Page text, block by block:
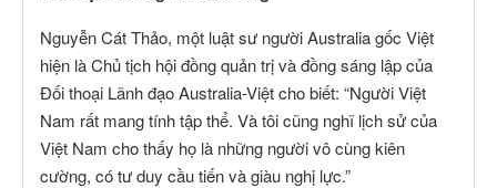
Nguyễn Cát Thảo, một luật sư người Australia gốc Việt
hiện là Chủ tịch hội đồng quản trị và đồng sáng lập của
Đối thoại Lãnh đạo Australia-Việt cho biết: “Người Việt
Nam rất mang tính tập thể. Và tôi cũng nghĩ lịch sử của
Việt Nam cho thấy họ là những người vô cùng kiên
cường, có tư duy cầu tiến và giàu nghị lực.”